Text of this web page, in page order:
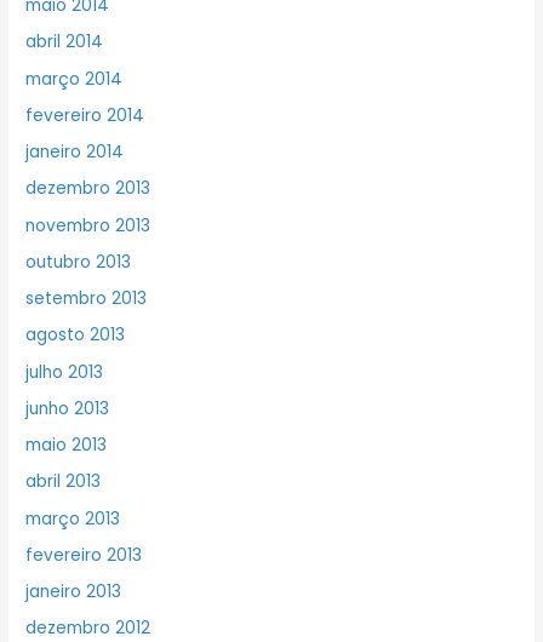
maio 2014
abril 2014
março 2014
fevereiro 2014
janeiro 2014
dezembro 2013
novembro 2013
outubro 2013
setembro 2013
agosto 2013
julho 2013
junho 2013
maio 2013
abril 2013
março 2013
fevereiro 2013
janeiro 2013
dezembro 2012